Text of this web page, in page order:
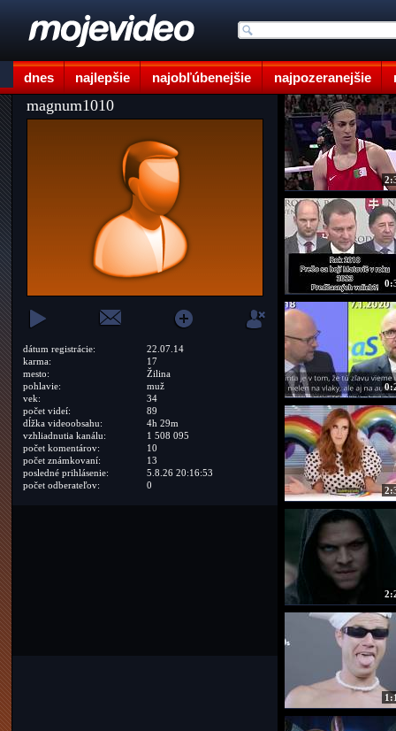
dnes najlepšie najobľúbenejšie najpozeranejšie
magnum1010
dátum registrácie:
22.07.14
karma:
17
mesto:
Žilina
pohlavie:
muž
vek:
34
počet videí:
89
dĺžka videoobsahu:
4h 29m
vzhliadnutia kanálu:
1 508 095
počet komentárov:
10
počet známkovaní:
13
posledné prihlásenie:
5.8.26 20:16:53
počet odberateľov:
0